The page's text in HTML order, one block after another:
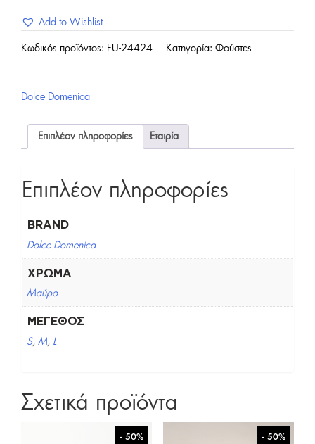
Add to Wishlist
Κωδικός προϊόντος: FU-24424 Κατηγορία: Φούστες
Dolce Domenica
Επιπλέον πληροφορίες Εταιρία
Επιπλέον πληροφορίες
BRAND
Dolce Domenica
ΧΡΏΜΑ
Μαύρο
ΜΈΓΕΘΟΣ
S, M, L
Σχετικά προϊόντα
- 50% - 50%